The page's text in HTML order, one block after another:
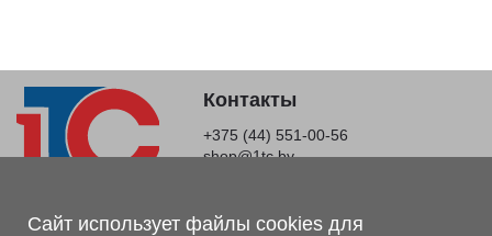
Контакты
+375 (44) 551-00-56
shop@1tc.by
Магазин, склад
Сайт использует файлы cookies для